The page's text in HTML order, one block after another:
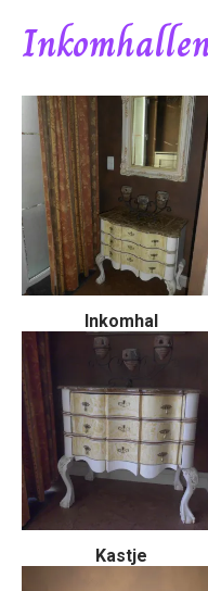
Inkomhal
Kastje